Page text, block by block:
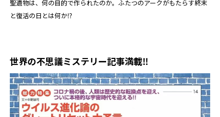
聖遺物は、何の目的で作られたのか。ふたつのアークがもたらす終末
と復活の日とは何か⁉
世界の不思議ミステリー記事満載‼